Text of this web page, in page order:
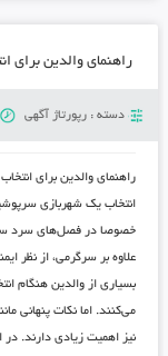
راهنمای والدین برای
دسته : رپورتاژ آگهی
راهنمای والدین برای
انتخاب یک شهربازی
خصوصا در فصل‌های سرد
علاوه بر سرگرمی، از نظر
بسیاری از والدین هنگام
می‌کنند. اما نکات پنهانی
نیز اهمیت زیادی دارند.